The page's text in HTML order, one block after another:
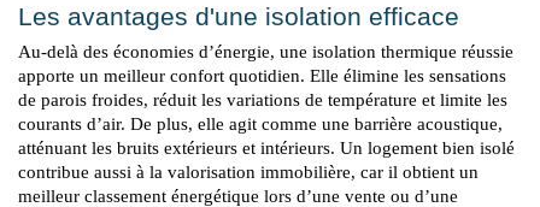
Les avantages d'une isolation efficace
Au-delà des économies d’énergie, une isolation thermique réussie
apporte un meilleur confort quotidien. Elle élimine les sensations
de parois froides, réduit les variations de température et limite les
courants d’air. De plus, elle agit comme une barrière acoustique,
atténuant les bruits extérieurs et intérieurs. Un logement bien isolé
contribue aussi à la valorisation immobilière, car il obtient un
meilleur classement énergétique lors d’une vente ou d’une